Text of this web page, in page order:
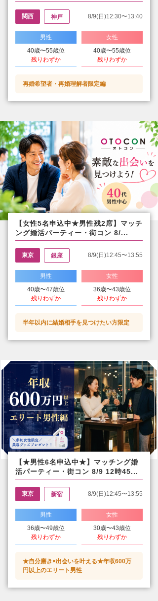
関西 神戸 8/9(日)12:30〜13:40
男性
40歳〜55歳位
残りわずか
女性
40歳〜55歳位
残りわずか
再婚希望者・再婚理解者限定編
【女性5名申込中★男性残2席】マッチ
ング婚活パーティー・街コン 8/...
東京 銀座 8/9(日)12:45〜13:55
男性
40歳〜47歳位
残りわずか
女性
36歳〜43歳位
残りわずか
半年以内に結婚相手を見つけたい方限定
【★男性6名申込中★】マッチング婚
活パーティー・街コン 8/9 12時45...
東京 新宿 8/9(日)12:45〜13:55
男性
36歳〜49歳位
残りわずか
女性
30歳〜43歳位
残りわずか
★自分磨き×出会いを叶える★年収600万
円以上のエリート男性